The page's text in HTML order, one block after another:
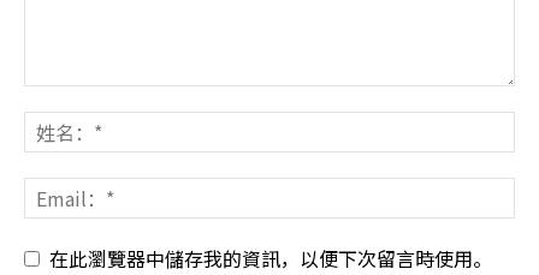
在此瀏覽器中儲存我的資訊，以便下次留言時使用。